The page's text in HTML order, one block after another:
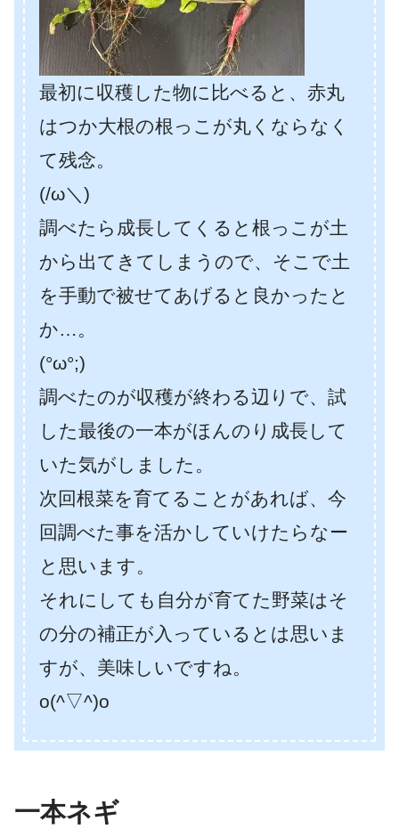
最初に収穫した物に比べると、赤丸
はつか大根の根っこが丸くならなく
て残念。
(/ω＼)
調べたら成長してくると根っこが土
から出てきてしまうので、そこで土
を手動で被せてあげると良かったと
か…。
(°ω°;)
調べたのが収穫が終わる辺りで、試
した最後の一本がほんのり成長して
いた気がしました。
次回根菜を育てることがあれば、今
回調べた事を活かしていけたらなー
と思います。
それにしても自分が育てた野菜はそ
の分の補正が入っているとは思いま
すが、美味しいですね。
o(^▽^)o
一本ネギ